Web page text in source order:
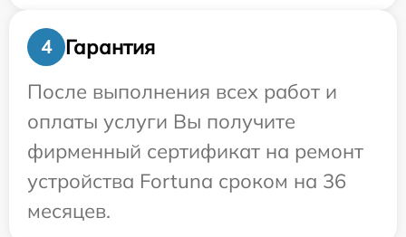
4
Гарантия
После выполнения всех работ и
оплаты услуги Вы получите
фирменный сертификат на ремонт
устройства Fortuna сроком на 36
месяцев.